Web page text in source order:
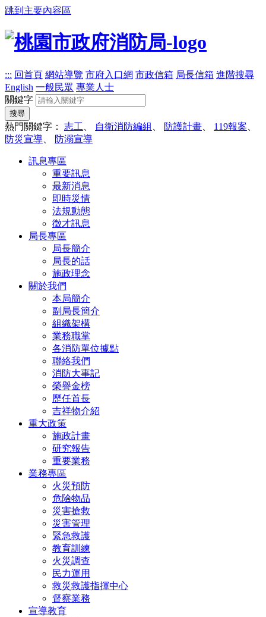
跳到主要內容區
::: 回首頁 網站導覽 市府入口網 市政信箱 局長信箱 進階搜尋
English 一般民眾 專業人士
關鍵字
搜尋
熱門關鍵字： 志工 自衛消防編組 防護計畫 119報案
防災宣導
防溺宣導
訊息專區
重要訊息
最新消息
即時災情
法規動態
徵才訊息
局長專區
局長簡介
局長的話
施政理念
關於我們
本局簡介
副局長簡介
組織架構
業務職掌
各消防單位據點
聯絡我們
消防大事記
榮譽金榜
歷任首長
吉祥物介紹
重大政策
施政計畫
研究報告
重要業務
業務專區
火災預防
危險物品
災害搶救
災害管理
緊急救護
教育訓練
火災調查
民力運用
救災救護指揮中心
督察業務
宣導教育